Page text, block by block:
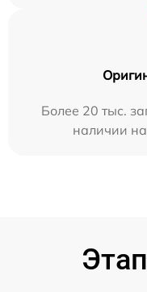
Более 20 тыс.
наличии